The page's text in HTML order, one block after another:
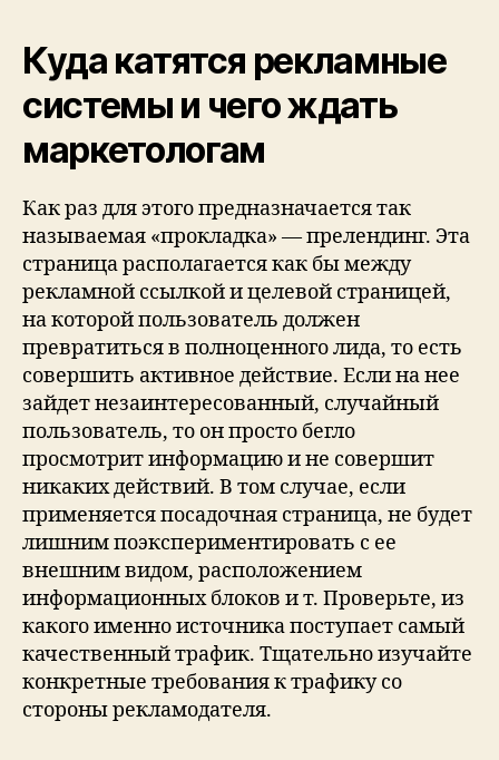
Куда катятся рекламные
системы и чего ждать
маркетологам
Как раз для этого предназначается так
называемая «прокладка» — прелендинг. Эта
страница располагается как бы между
рекламной ссылкой и целевой страницей,
на которой пользователь должен
превратиться в полноценного лида, то есть
совершить активное действие. Если на нее
зайдет незаинтересованный, случайный
пользователь, то он просто бегло
просмотрит информацию и не совершит
никаких действий. В том случае, если
применяется посадочная страница, не будет
лишним поэкспериментировать с ее
внешним видом, расположением
информационных блоков и т. Проверьте, из
какого именно источника поступает самый
качественный трафик. Тщательно изучайте
конкретные требования к трафику со
стороны рекламодателя.